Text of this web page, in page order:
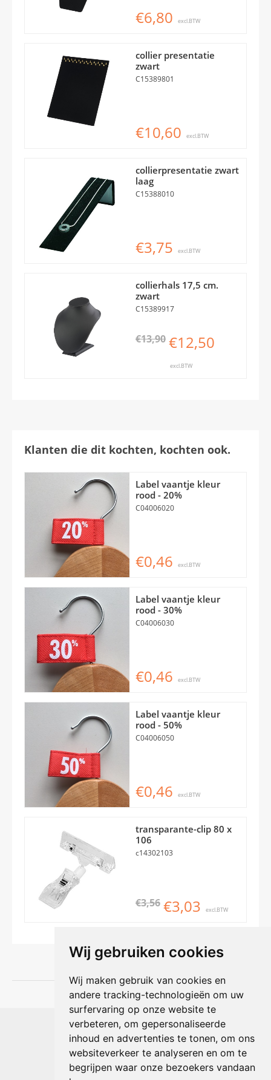
Wij gebruiken cookies
Wij maken gebruik van cookies en
andere tracking-technologieën om uw
surfervaring op onze website te
verbeteren, om gepersonaliseerde
inhoud en advertenties te tonen, om ons
websiteverkeer te analyseren en om te
begrijpen waar onze bezoekers vandaan
€6,80 excl.BTW
collier presentatie
zwart
C15389801
€10,60 excl.BTW
collierpresentatie zwart
laag
C15388010
€3,75 excl.BTW
collierhals 17,5 cm.
zwart
C15389917
€13,90 €12,50
excl.BTW
Klanten die dit kochten, kochten ook.
Label vaantje kleur
rood - 20%
C04006020
€0,46 excl.BTW
Label vaantje kleur
rood - 30%
C04006030
€0,46 excl.BTW
Label vaantje kleur
rood - 50%
C04006050
€0,46 excl.BTW
transparante-clip 80 x
106
c14302103
€3,56 €3,03 excl.BTW
Shophouse online
Max Planckstraat 4
6716 BE Ede, Nederland
Telefoon:+31(0)318 618 121
E-mail: info@shophouse.nl